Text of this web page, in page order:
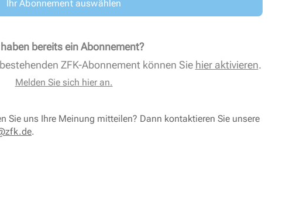
Ihr Abonnement auswählen
bereits ein Abonnement?
ZFK-Abonnement können Sie hier aktivieren.
Melden Sie sich hier an.
Sie uns Ihre Meinung mitteilen? Dann kontaktieren Sie unsere
.